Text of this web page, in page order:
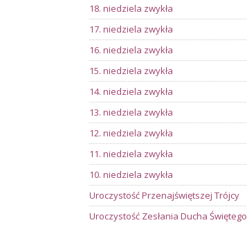
18. niedziela zwykła
17. niedziela zwykła
16. niedziela zwykła
15. niedziela zwykła
14. niedziela zwykła
13. niedziela zwykła
12. niedziela zwykła
11. niedziela zwykła
10. niedziela zwykła
Uroczystość Przenajświętszej Trójcy
Uroczystość Zesłania Ducha Świętego